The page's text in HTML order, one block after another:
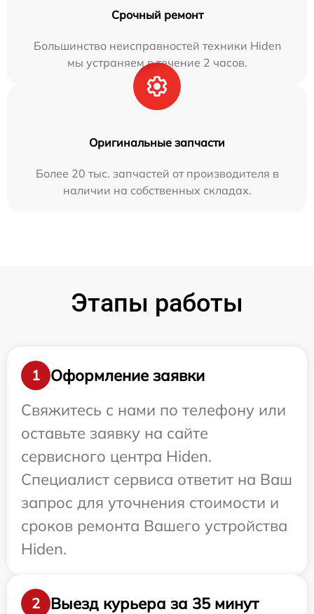
Срочный ремонт
Большинство неисправностей техники Hiden
мы устраняем в течение 2 часов.
Оригинальные запчасти
Более 20 тыс. запчастей от производителя в
наличии на собственных складах.
Этапы работы
1
Оформление заявки
Свяжитесь с нами по телефону или
оставьте заявку на сайте
сервисного центра Hiden.
Специалист сервиса ответит на Ваш
запрос для уточнения стоимости и
сроков ремонта Вашего устройства
Hiden.
2 Выезд курьера за 35 минут